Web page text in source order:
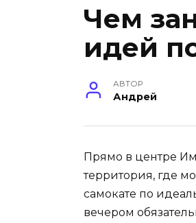
Чем
идей
АВТОР
Андрей
Прямо в центре
территория, где
самокате по
вечером